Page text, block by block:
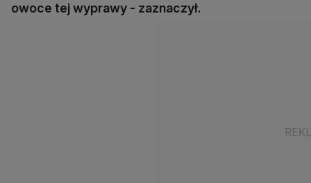
owoce tej wyprawy - zaznaczył.